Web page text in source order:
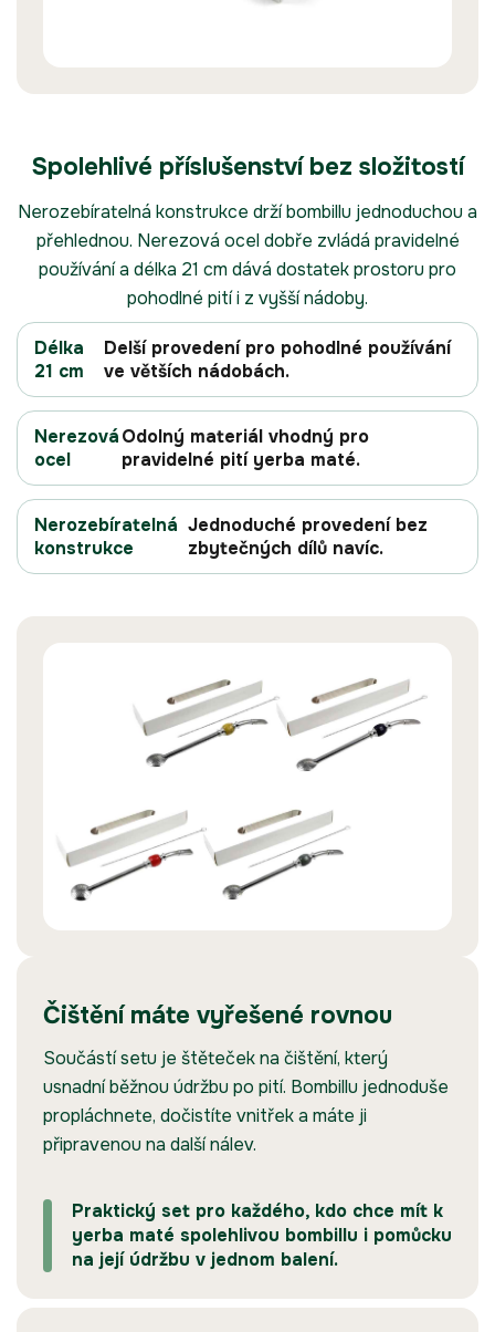
Spolehlivé příslušenství bez složitostí
Nerozebíratelná konstrukce drží bombillu jednoduchou a
přehlednou. Nerezová ocel dobře zvládá pravidelné
používání a délka 21 cm dává dostatek prostoru pro
pohodlné pití i z vyšší nádoby.
Délka
21 cm
Delší provedení pro pohodlné používání
ve větších nádobách.
Nerezová
ocel
Odolný materiál vhodný pro
pravidelné pití yerba maté.
Nerozebíratelná
konstrukce
Jednoduché provedení bez
zbytečných dílů navíc.
Čištění máte vyřešené rovnou
Součástí setu je štěteček na čištění, který
usnadní běžnou údržbu po pití. Bombillu jednoduše
propláchnete, dočistíte vnitřek a máte ji
připravenou na další nálev.
Praktický set pro každého, kdo chce mít k
yerba maté spolehlivou bombillu i pomůcku
na její údržbu v jednom balení.